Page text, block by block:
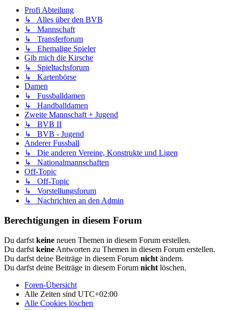
Profi Abteilung
↳ Alles über den BVB
↳ Mannschaft
↳ Transferforum
↳ Ehemalige Spieler
Gib mich die Kirsche
↳ Spieltachsforum
↳ Kartenbörse
Damen
↳ Fussballdamen
↳ Handballdamen
Zweite Mannschaft + Jugend
↳ BVB II
↳ BVB - Jugend
Anderer Fussball
↳ Die anderen Vereine, Konstrukte und Ligen
↳ Nationalmannschaften
Off-Topic
↳ Off-Topic
↳ Vorstellungsforum
↳ Nachrichten an den Admin
Berechtigungen in diesem Forum
Du darfst keine neuen Themen in diesem Forum erstellen.
Du darfst keine Antworten zu Themen in diesem Forum erstellen.
Du darfst deine Beiträge in diesem Forum nicht ändern.
Du darfst deine Beiträge in diesem Forum nicht löschen.
Foren-Übersicht
Alle Zeiten sind UTC+02:00
Alle Cookies löschen